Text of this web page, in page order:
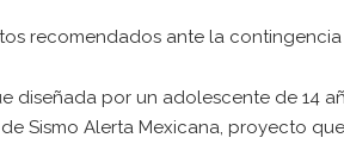
recomendados ante la
diseñada por un adolescente de 14
Sismo Alerta Mexicana, proyecto